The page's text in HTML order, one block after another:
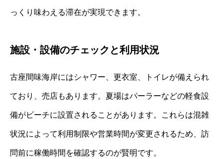
っくり味わえる滞在が実現できます。
施設・設備のチェックと利用状況
古座間味海岸にはシャワー、更衣室、トイレが備えられ
ており、売店もあります。夏場はパーラーなどの軽食設
備がビーチに設置されることがあります。これらは混雑
状況によって利用制限や営業時間が変更されるため、訪
問前に稼働時間を確認するのが賢明です。